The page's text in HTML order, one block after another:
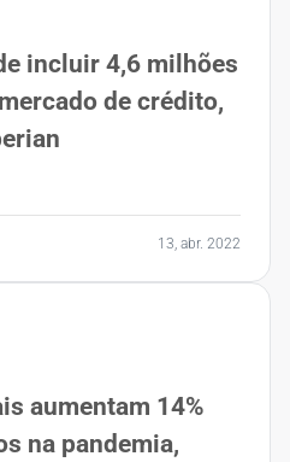
incluir 4,6 milhões
de crédito,
13, abr. 2022
aumentam 14%
na pandemia,